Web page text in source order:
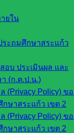
ยใน
ระถมศึกษาสระแก้ว
บ ประเมินผล และ
(ก.ต.ป.น.)
(Privacy Policy) ข
ษาสระแก้ว เขต 2
(Privacy Policy) ข
ษาสระแก้ว เขต 2